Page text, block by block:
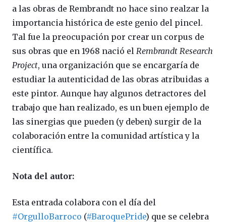
a las obras de Rembrandt no hace sino realzar la
importancia histórica de este genio del pincel.
Tal fue la preocupación por crear un corpus de
sus obras que en 1968 nació el Rembrandt Research
Project, una organización que se encargaría de
estudiar la autenticidad de las obras atribuidas a
este pintor. Aunque hay algunos detractores del
trabajo que han realizado, es un buen ejemplo de
las sinergias que pueden (y deben) surgir de la
colaboración entre la comunidad artística y la
científica.
Nota del autor:
Esta entrada colabora con el día del
#OrgulloBarroco (#BaroquePride) que se celebra